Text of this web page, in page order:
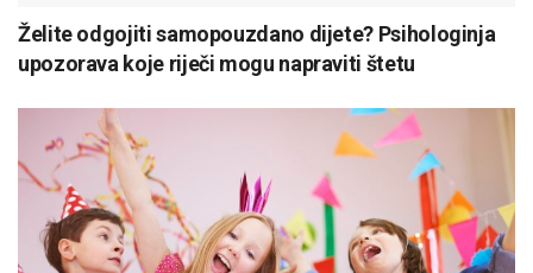
Želite odgojiti samopouzdano dijete? Psihologinja
upozorava koje riječi mogu napraviti štetu